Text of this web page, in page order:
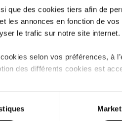
que des cookies tiers afin de
les annonces en fonction de vos
le trafic sur notre site internet.
selon vos préférences, à
des différents cookies est
de vidéos, partage sur les
du site) peuvent être